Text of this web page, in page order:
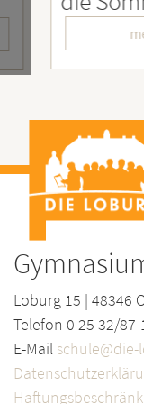
Loburg 15 | 48346
Telefon 0 25 32/87-
E-Mail